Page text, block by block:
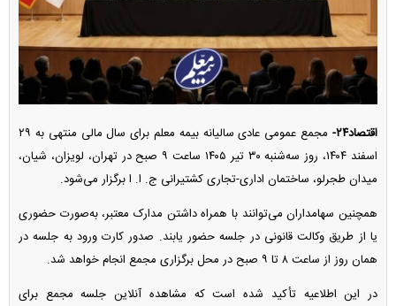
اقتصاد۲۴-
مجمع عمومی عادی سالیانه بیمه معلم برای سال مالی منتهی به ۲۹
اسفند ۱۴۰۴، روز سه‌شنبه ۳۰ تیر ۱۴۰۵ ساعت ۹ صبح در تهران، لویزان، شیان،
میدان طجرلو، ساختمان اداری-تجاری کشتیرانی ج. ا. ا برگزار می‌شود.
همچنین سهامداران می‌توانند با همراه داشتن مدارک معتبر، به‌صورت حضوری
یا از طریق وکالت قانونی در جلسه حضور یابند. صدور کارت ورود به جلسه در
همان روز از ساعت ۸ تا ۹ صبح در محل برگزاری مجمع انجام خواهد شد.
در این اطلاعیه تأکید شده است که مشاهده آنلاین جلسه مجمع برای